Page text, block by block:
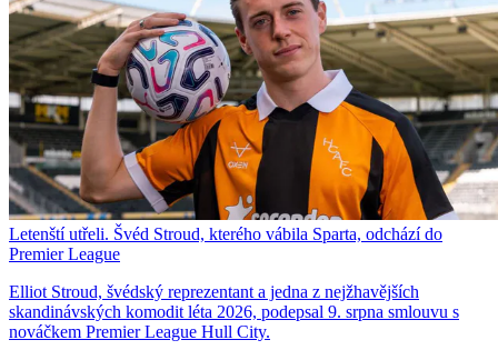
Letenští utřeli. Švéd Stroud, kterého vábila Sparta, odchází do
Premier League
Elliot Stroud, švédský reprezentant a jedna z nejžhavějších
skandinávských komodit léta 2026, podepsal 9. srpna smlouvu s
nováčkem Premier League Hull City.